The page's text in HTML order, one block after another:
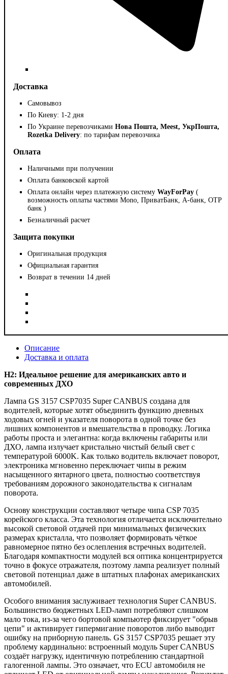
Доставка
Самовывоз
По Киеву: 1-2 дня
По Украине перевозчиками Нова Пошта, Meest, УкрПошта,
Rozetka Delivery: по тарифам перевозчика
Оплата
Наличными при получении
Оплата банковской картой
Оплата онлайн через платежную систему WayForPay (
возможность оплаты частями Mono, ПриватБанк, А-банк, OTP
банк )
Безналичный расчет
Защита покупки
Оригинальная продукция
Официальная гарантия
Возврат в течении 14 дней
Описание
Доставка и оплата
H2: Идеальное решение для американских авто и
современных ДХО
Лампа GS 3157 CSP7035 Super CANBUS создана для
водителей, которые хотят объединить функцию дневных
ходовых огней и указателя поворота в одной точке без
лишних компонентов и вмешательства в проводку. Логика
работы проста и элегантна: когда включены габариты или
ДХО, лампа излучает кристально чистый белый свет с
температурой 6000K. Как только водитель включает поворот,
электроника мгновенно переключает чипы в режим
насыщенного янтарного цвета, полностью соответствуя
требованиям дорожного законодательства к сигналам
поворота.
Основу конструкции составляют четыре чипа CSP 7035
корейского класса. Эта технология отличается исключительно
высокой световой отдачей при минимальных физических
размерах кристалла, что позволяет формировать чёткое
равномерное пятно без ослепления встречных водителей.
Благодаря компактности модулей вся оптика концентрируется
точно в фокусе отражателя, поэтому лампа реализует полный
световой потенциал даже в штатных плафонах американских
автомобилей.
Особого внимания заслуживает технология Super CANBUS.
Большинство бюджетных LED-ламп потребляют слишком
мало тока, из-за чего бортовой компьютер фиксирует "обрыв
цепи" и активирует гипермигание поворотов либо выводит
ошибку на приборную панель. GS 3157 CSP7035 решает эту
проблему кардинально: встроенный модуль Super CANBUS
создаёт нагрузку, идентичную потреблению стандартной
галогенной лампы. Это означает, что ECU автомобиля не